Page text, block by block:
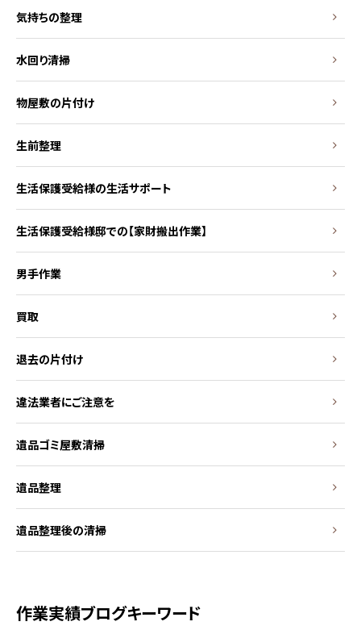
気持ちの整理
水回り清掃
物屋敷の片付け
生前整理
生活保護受給様の生活サポート
生活保護受給様邸での【家財搬出作業】
男手作業
買取
退去の片付け
違法業者にご注意を
遺品ゴミ屋敷清掃
遺品整理
遺品整理後の清掃
作業実績ブログキーワード